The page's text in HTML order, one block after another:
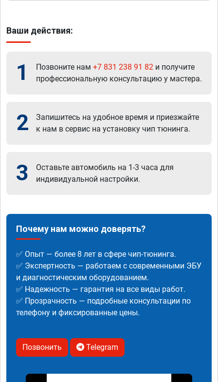
Ваши действия:
1 Позвоните нам +7 831 238 91 82 и получите
профессиональную консультацию у мастера.
2
Запишитесь на удобное время и приезжайте
к нам в сервис на установку чип тюнинга.
3
Оставьте автомобиль на 1-3 часа для
индивидуальной настройки.
Почему нам можно доверять?
✅ Опыт — более 8 лет в сфере чип-тюнинга.
✅ Экспертность — работаем с современными ЭБУ
и диагностическим оборудованием.
✅ Надежность — гарантия на все виды работ.
✅ Прозрачность — подробные консультации по
телефону и фиксированные цены.
Позвонить Telegram